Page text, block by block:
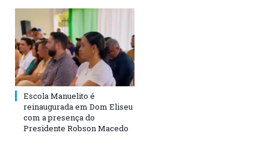
Escola Manuelito é
reinaugurada em Dom Eliseu
com a presença do
Presidente Robson Macedo